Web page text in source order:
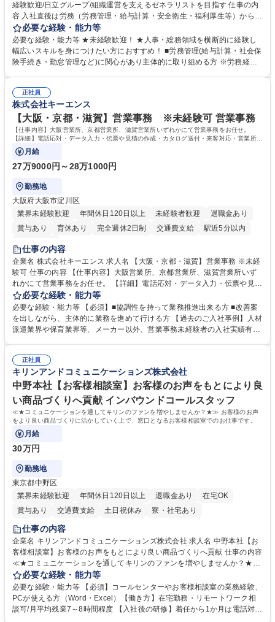
経験歓迎/日立グループ/組織運営を支えるゼネラリストを目指す 仕事の内
容 入社直後は労務（労務管理・給与計算・安全衛生・福利厚生等）からお
任せいたします。将来は総務・採用・教育業務へ守備範囲を広げ、組織運
営を支えるゼネラリストをめざせます。 ・初期業務：労働時間管理、給与
計算、社会保険対応、福利厚生管理、安全衛生、健康経営推進等をお任せ
します。ご経験に応じて、休職者管理など、幅広く経験を積んでいただき
幅広く経験を積みたい意欲がある方に最適な環境です。 募集職種 【総
務・人事】未経験歓迎/日立グループ/組織運営を支えるゼネラリストを目
指す
必要な経験・能力等
必要な経験・能力等 ★未経験歓迎！ ★人事・総務領域を横断的に経験し
幅広いスキルを身につけたい方におすすめ！ ■労務管理(給与計算・社会保
険手続き・勤怠管理など)に関心があり主体的に取り組める方 ※労務経験
のご経験 ■労務管理（給与計算・社会保険手続き・勤怠管理など）の経験
■衛生管理者の資格をお持ちの方 学歴・資格 学歴：大学院 大学 高専 短大
専修学校 高校 語学力： 資格：
正社員
株式会社キーエンス
【大阪・京都・滋賀】営業事務 ※未経験可 営業事務
【仕事内容】大阪営業所、京都営業所、滋賀営業所いずれかにて営業事務をお任せ。
【詳細】電話応対・データ入力・伝票や見積の作成・カタログ送付・来客対応・営業所内
で発生する事務業務や業務改善をお任せ。
月給
27万9000円～28万1000円
勤務地
大阪府大阪市淀川区
業界未経験歓迎
年間休日120日以上 未経験者歓迎
退職金あり
賞与あり
育休あり 完全週休2日制 交通費支給
駅近5分以内
土日祝休み
仕事の内容
企業名 株式会社キーエンス 求人名 【大阪・京都・滋賀】営業事務 ※未経
験可 仕事の内容 【仕事内容】大阪営業所、京都営業所、滋賀営業所いず
れかにて営業事務をお任せ。 【詳細】電話応対・データ入力・伝票や見積
の作成・カタログ送付・来客対応・営業所内で発生する事務業務や業務改
善をお任せ。 【教育制度】ご入社後、育成担当とペアになりながらOJTに
て業務を覚えていただくことが可能です。業務システムがきちんと構築さ
れているため、スムーズに仕事に慣れることができる環境です。また、
募集職種 【大阪・京都・滋賀】営業事務 ※未経験可
必要な経験・能力等
必要な経験・能力等 【必須】■協調性を持って業務推進出来る方 ■改善案
を出しながら、主体的に業務を進めて行ける方 【過去のご入社事例】人材
派遣業界や保育業界等、メーカー以外、営業事務未経験者の入社実績有
えて、お客様や社員の状況に合わせ、能動的なサポート、改善の動きも期
待され。組織を支えるスペシャリストとして、チームに貢献し、結果的に
社員から頼られる存在になることができます。平均19:30の退勤以降の業
務の持ち帰りも禁止されており、メリハリのある働き方となります。 学
歴・資格 学歴：大学院 大学 高専 短大 語学力： 資格：
正社員
キリンアンドコミュニケーションズ株式会社
中野本社【お客様相談室】お客様のお声をもとにより良
い商品づくりへ貢献 インバウンドコールスタッフ
≪★コミュニケーションを通してキリンのファンを増やしませんか？★≫ お客様のお声
をより良い商品づくりに活かしていく上で、窓口となるお客様相談室でのお仕事です。
月給
30万円
勤務地
東京都中野区
業界未経験歓迎
年間休日120日以上 退職金あり
在宅OK
賞与あり
交通費支給 土日祝休み 寮・社宅あり
仕事の内容
企業名 キリンアンドコミュニケーションズ株式会社 求人名 中野本社【お
客様相談室】お客様のお声をもとにより良い商品づくりへ貢献 仕事の内容
≪★コミュニケーションを通してキリンのファンを増やしませんか？★≫
お客様のお声をより良い商品づくりに活かしていく上で、窓口となるお客
様相談室でのお仕事です。 日々お客様からいただくキリングループへのご
意見を、企業活動に活かしています。お客様からの声に迅速かつ誠意をも
って対応、情報提供するとともにグループ内活動に反映しています。 【具
必要な経験・能力等
必要な経験・能力等 【必須】コールセンターやお客様相談室の業務経験、
PCが使える方（Word・Excel）【働き方】在宅勤務・リモートワーク相
談可/月平均残業7～8時間程度 【入社後の研修】着任から1か月は電話対応